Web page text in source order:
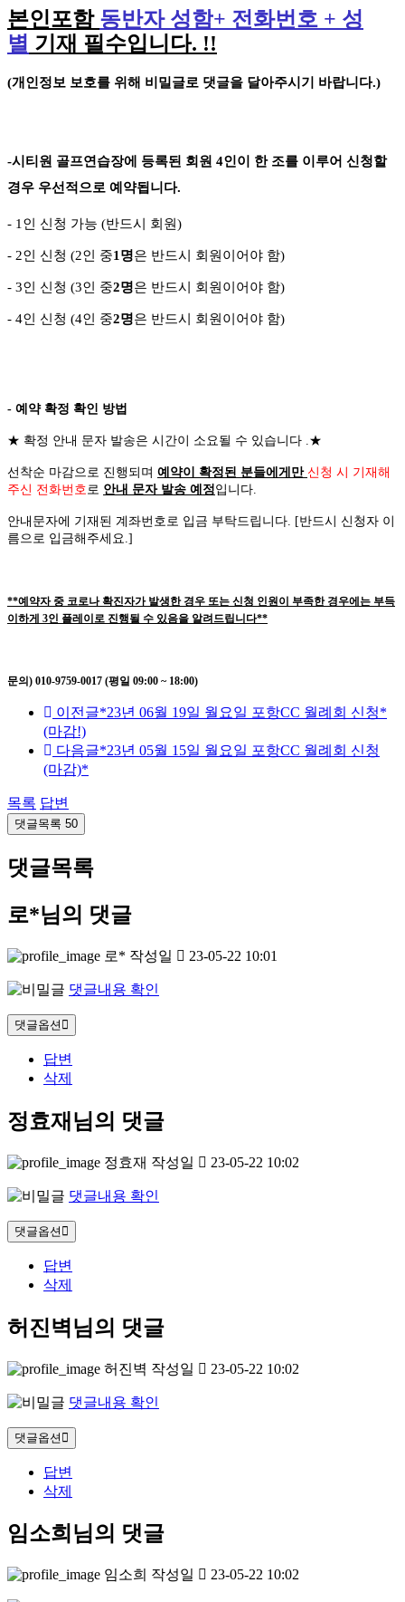
본인포함 동반자 성함+ 전화번호 + 성
별 기재 필수입니다. !!
(개인정보 보호를 위해 비밀글로 댓글을 달아주시기 바랍니다.)
-시티원 골프연습장에 등록된 회원 4인이 한 조를 이루어 신청할
경우 우선적으로 예약됩니다.
- 1인 신청 가능 (반드시 회원)
- 2인 신청 (2인 중1명은 반드시 회원이어야 함)
- 3인 신청 (3인 중2명은 반드시 회원이어야 함)
- 4인 신청 (4인 중2명은 반드시 회원이어야 함)
- 예약 확정 확인 방법
★ 확정 안내 문자 발송은 시간이 소요될 수 있습니다 .★
선착순 마감으로 진행되며 예약이 확정된 분들에게만 신청 시 기재해
주신 전화번호로 안내 문자 발송 예정입니다.
안내문자에 기재된 계좌번호로 입금 부탁드립니다. [반드시 신청자 이
름으로 입금해주세요.]
**예약자 중 코로나 확진자가 발생한 경우 또는 신청 인원이 부족한 경우에는 부득
이하게 3인 플레이로 진행될 수 있음을 알려드립니다**
문의) 010-9759-0017 (평일 09:00 ~ 18:00)
이전글*23년 06월 19일 월요일 포항CC 월례회 신청*
(마감!)
다음글*23년 05월 15일 월요일 포항CC 월례회 신청
(마감)*
목록 답변
댓글목록 50
댓글목록
로*님의 댓글
로* 작성일 23-05-22 10:01
댓글내용 확인
댓글옵션
답변
삭제
정효재님의 댓글
정효재 작성일 23-05-22 10:02
댓글내용 확인
댓글옵션
답변
삭제
허진벽님의 댓글
허진벽 작성일 23-05-22 10:02
댓글내용 확인
댓글옵션
답변
삭제
임소희님의 댓글
임소희 작성일 23-05-22 10:02